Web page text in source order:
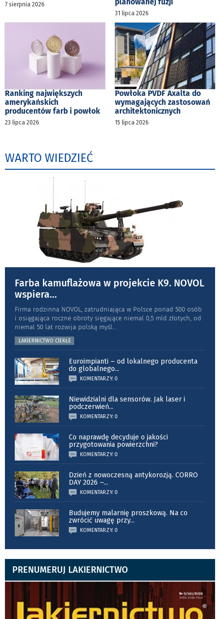
7 sierpnia 2026
31 lipca 2026
Ranking największych
amerykańskich
producentów farb i powłok
23 lipca 2026
Powłoka PVDF Axalta do
wymagających zastosowań
architektonicznych
15 lipca 2026
WARTO WIEDZIEĆ
Farba kamuflażowa w projekcie K9. NOVOL
wspiera...
Firma rodzinna NOVOL, zatrudniająca w Polsce ponad 500 osób
i osiągająca roczne obroty sięgające niemal 0,5 mld złotych, od
niemal 50 lat rozwija polską myśl...
LAKIERNICTWO CIEKŁE
Euroimpianti – od lokalnego producenta
do globalnego...
KOMENTARZY: 0
Niewidzialni dla sensorów. Jak laser i
podczerwień...
KOMENTARZY: 0
Co naprawdę decyduje o jakości
przygotowania powierzchni?
KOMENTARZY: 0
Dzień z nowoczesną antykorozją. CORRO
DAY 2026 –...
KOMENTARZY: 0
Budujemy malarnię proszkową. Na co
zwrócić uwagę przy...
KOMENTARZY: 0
PRENUMERUJ LAKIERNICTWO